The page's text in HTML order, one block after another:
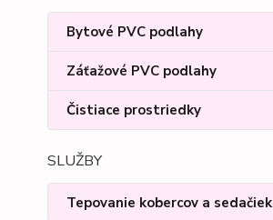
Bytové PVC podlahy
Záťažové PVC podlahy
Čistiace prostriedky
SLUŽBY
Tepovanie kobercov a sedačiek